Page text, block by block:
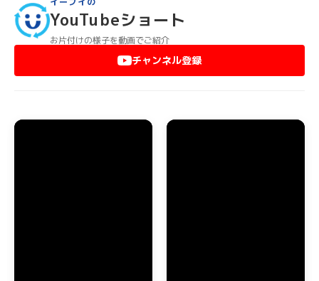
び出します。神崎郡市川町のマンションで階段から降ろせない
ような大型家具は、ベランダからクレーン車等を使って降ろし
ます。また、エレベーターがないマンションで運び出しが困難
でも、階段から運び出しますのでご安心ください。
YouTubeショート
お片付けの様子を動画でご紹介
チャンネル登録